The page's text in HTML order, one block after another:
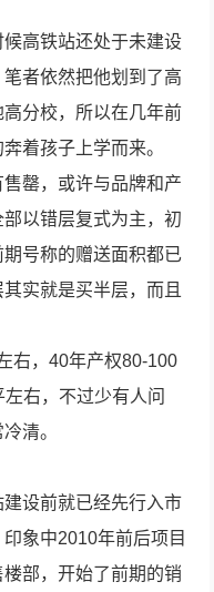
高铁站还处于未建设
者依然把他划到了高
分校，所以在几年前
着孩子上学而来。
罄，或许与品牌和产
以错层复式为主，初
号称的赠送面积都已
实就是买半层，而且
右，40年产权80-100
右，不过少有人问
清。
设前就已经先行入市
象中2010年前后项目
部，开始了前期的销